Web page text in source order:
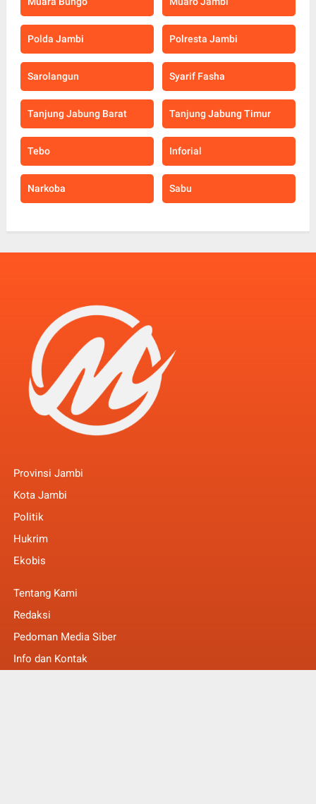
Polda Jambi Polresta Jambi
Sarolangun Syarif Fasha
Tanjung Jabung Barat Tanjung Jabung Timur
Tebo Inforial
Narkoba Sabu
Provinsi Jambi
Kota Jambi
Politik
Hukrim
Ekobis
Tentang Kami
Redaksi
Pedoman Media Siber
Info dan Kontak